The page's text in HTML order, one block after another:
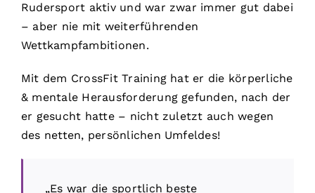
Rudersport aktiv und war zwar immer gut dabei
– aber nie mit weiterführenden
Wettkampfambitionen.
Mit dem CrossFit Training hat er die körperliche
& mentale Herausforderung gefunden, nach der
er gesucht hatte – nicht zuletzt auch wegen
des netten, persönlichen Umfeldes!
„Es war die sportlich beste